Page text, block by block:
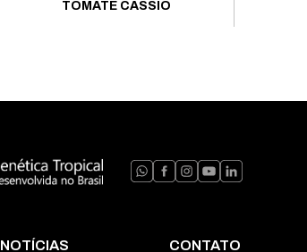
TOMATE CÁSSIO
NOTÍCIAS CONTATO